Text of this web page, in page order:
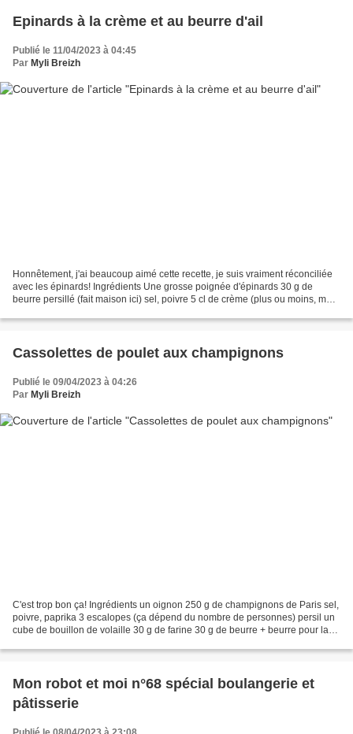
Epinards à la crème et au beurre d'ail
Publié le 11/04/2023 à 04:45
Par Myli Breizh
Honnêtement, j'ai beaucoup aimé cette recette, je suis vraiment réconciliée
avec les épinards! Ingrédients Une grosse poignée d'épinards 30 g de
beurre persillé (fait maison ici) sel, poivre 5 cl de crème (plus ou moins, moi
Cassolettes de poulet aux champignons
Publié le 09/04/2023 à 04:26
Par Myli Breizh
C'est trop bon ça! Ingrédients un oignon 250 g de champignons de Paris sel,
poivre, paprika 3 escalopes (ça dépend du nombre de personnes) persil un
cube de bouillon de volaille 30 g de farine 30 g de beurre + beurre pour la
Mon robot et moi n°68 spécial boulangerie et
pâtisserie